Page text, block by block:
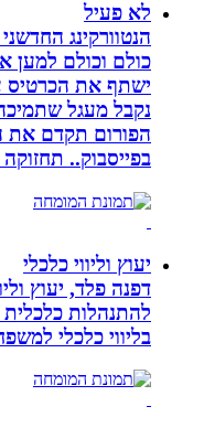
לא פעיל
הנטוורקינג החדשני
כולם וכולם למען
ישתף את הכרטיס עם
נקבל מעגל שתמיכה
הפורום תקדם את
בפייסבוק.. תחזוקה
יעוץ וליווי כלכלי
דפנה פלד, יעוץ וליווי
בליווי כלכלי למשפחות.